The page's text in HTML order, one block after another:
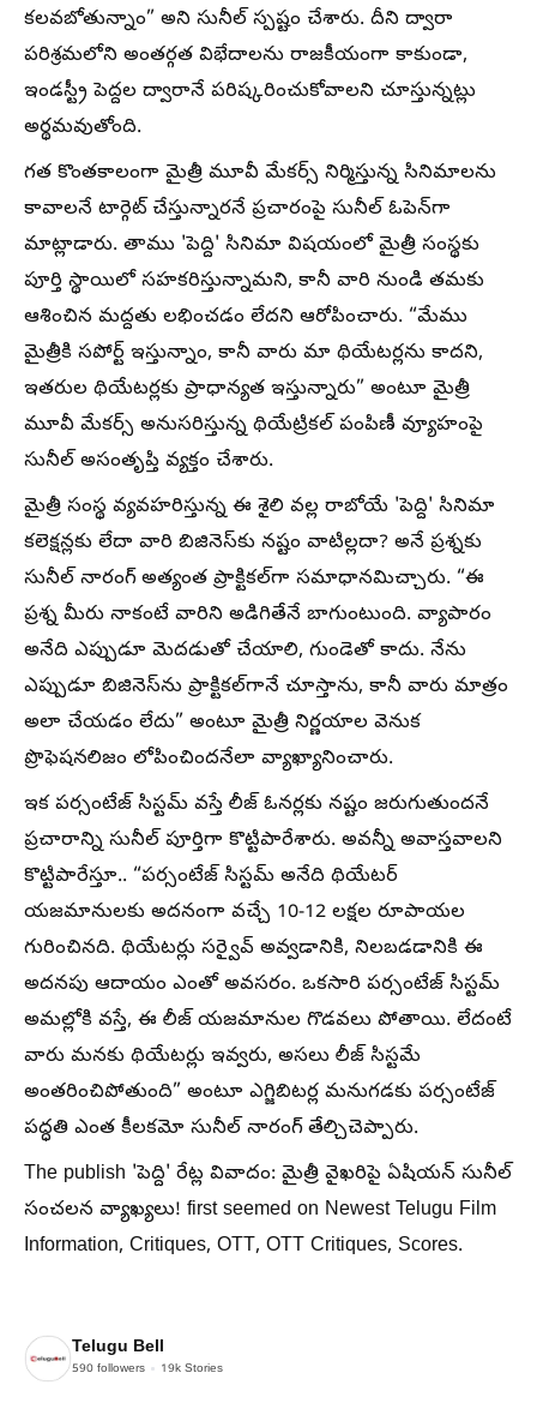
కలవబోతున్నాం” అని సునీల్ స్పష్టం చేశారు. దీని ద్వారా
పరిశ్రమలోని అంతర్గత విభేదాలను రాజకీయంగా కాకుండా,
ఇండస్ట్రీ పెద్దల ద్వారానే పరిష్కరించుకోవాలని చూస్తున్నట్లు
అర్థమవుతోంది.
గత కొంతకాలంగా మైత్రీ మూవీ మేకర్స్ నిర్మిస్తున్న సినిమాలను
కావాలనే టార్గెట్ చేస్తున్నారనే ప్రచారంపై సునీల్ ఓపెన్‌గా
మాట్లాడారు. తాము 'పెద్ది' సినిమా విషయంలో మైత్రీ సంస్థకు
పూర్తి స్థాయిలో సహకరిస్తున్నామని, కానీ వారి నుండి తమకు
ఆశించిన మద్దతు లభించడం లేదని ఆరోపించారు. “మేము
మైత్రీకి సపోర్ట్ ఇస్తున్నాం, కానీ వారు మా థియేటర్లను కాదని,
ఇతరుల థియేటర్లకు ప్రాధాన్యత ఇస్తున్నారు” అంటూ మైత్రీ
మూవీ మేకర్స్ అనుసరిస్తున్న థియేట్రికల్ పంపిణీ వ్యూహంపై
సునీల్ అసంతృప్తి వ్యక్తం చేశారు.
మైత్రీ సంస్థ వ్యవహరిస్తున్న ఈ శైలి వల్ల రాబోయే 'పెద్ది' సినిమా
కలెక్షన్లకు లేదా వారి బిజినెస్‌కు నష్టం వాటిల్లదా? అనే ప్రశ్నకు
సునీల్ నారంగ్ అత్యంత ప్రాక్టికల్‌గా సమాధానమిచ్చారు. “ఈ
ప్రశ్న మీరు నాకంటే వారిని అడిగితేనే బాగుంటుంది. వ్యాపారం
అనేది ఎప్పుడూ మెదడుతో చేయాలి, గుండెతో కాదు. నేను
ఎప్పుడూ బిజినెస్‌ను ప్రాక్టికల్‌గానే చూస్తాను, కానీ వారు మాత్రం
అలా చేయడం లేదు” అంటూ మైత్రీ నిర్ణయాల వెనుక
ప్రొఫెషనలిజం లోపించిందనేలా వ్యాఖ్యానించారు.
ఇక పర్సంటేజ్ సిస్టమ్ వస్తే లీజ్ ఓనర్లకు నష్టం జరుగుతుందనే
ప్రచారాన్ని సునీల్ పూర్తిగా కొట్టిపారేశారు. అవన్నీ అవాస్తవాలని
కొట్టిపారేస్తూ.. “పర్సంటేజ్ సిస్టమ్ అనేది థియేటర్
యజమానులకు అదనంగా వచ్చే 10-12 లక్షల రూపాయల
గురించినది. థియేటర్లు సర్వైవ్ అవ్వడానికి, నిలబడడానికి ఈ
అదనపు ఆదాయం ఎంతో అవసరం. ఒకసారి పర్సంటేజ్ సిస్టమ్
అమల్లోకి వస్తే, ఈ లీజ్ యజమానుల గొడవలు పోతాయి. లేదంటే
వారు మనకు థియేటర్లు ఇవ్వరు, అసలు లీజ్ సిస్టమే
అంతరించిపోతుంది” అంటూ ఎగ్జిబిటర్ల మనుగడకు పర్సంటేజ్
పద్ధతి ఎంత కీలకమో సునీల్ నారంగ్ తేల్చిచెప్పారు.
The publish 'పెద్ది' రేట్ల వివాదం: మైత్రీ వైఖరిపై ఏషియన్ సునీల్
సంచలన వ్యాఖ్యలు! first seemed on Newest Telugu Film
Information, Critiques, OTT, OTT Critiques, Scores.
Telugu Bell
590 followers 19k Stories